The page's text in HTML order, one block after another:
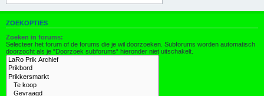
ZOEKOPTIES
Zoeken in forums:
Selecteer het forum of de forums die je wil doorzoeken. Subforums worden automatisch
doorzocht als je “Doorzoek subforums“ hieronder niet uitschakelt.